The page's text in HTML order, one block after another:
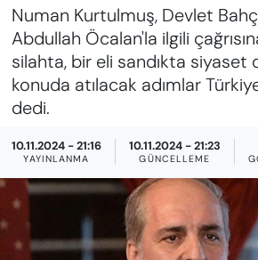
Numan Kurtulmuş, Devlet
Abdullah Öcalan'la ilgili
silahta, bir eli sandıkta siyaset
konuda atılacak adımlar
dedi.
10.11.2024 - 21:16
YAYINLANMA
10.11.2024 - 21:23
GÜNCELLEME
FAYDALI BİLGİLER
GÜNDEM
SAĞLIK
Süper Lig Puan Durumu ve
Tüm Manşetler
Haber Arşivi